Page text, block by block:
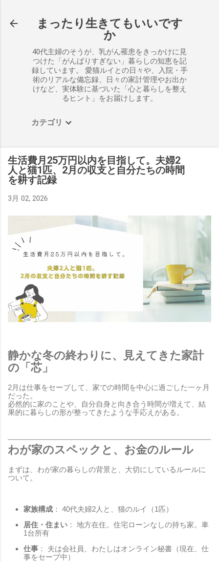
まったり生きてもいいです
か
40代主婦のそうが、乳がん罹患をきっかけに見
つけた「がんばりすぎない」暮らしの知恵を記
録しています。 愛猫ルイとの日々や、入院・手
術のリアルな備忘録、日々の家計管理やお出か
けなど、実体験に基づいた「心と暮らしを整え
るヒント」をお届けします。
カテゴリ
生活費月25万円以内を目指して。夫婦2
人と猫1匹、2月の収支と自分たちの時間
を耕す記録
3月 02, 2026
静かな冬の終わりに、見えてきた家計
の「芯」
2月は仕事をセーブして、家での時間を中心に過ごした一ヶ月
だった。
必然的に家のことや、自分自身と向き合う時間が増えて、結
果的に暮らしの形が整ってきたような手応えがある。
わが家のスペックと、お金のルール
まずは、わが家の暮らしの背景と、大切にしているルールに
ついて。
家族構成 ： 40代夫婦2人と、猫のルイ（1匹）
居住・住まい ： 地方在住。住宅ローンなしの持ち家。車
1台所有
仕事 ： 夫は会社員、わたしはオンライン秘書（現在、仕
事をセーブ中）